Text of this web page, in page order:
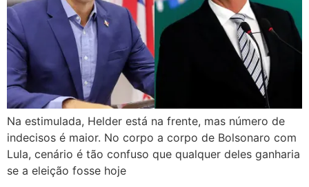
Na estimulada, Helder está na frente, mas número de
indecisos é maior. No corpo a corpo de Bolsonaro com
Lula, cenário é tão confuso que qualquer deles ganharia
se a eleição fosse hoje